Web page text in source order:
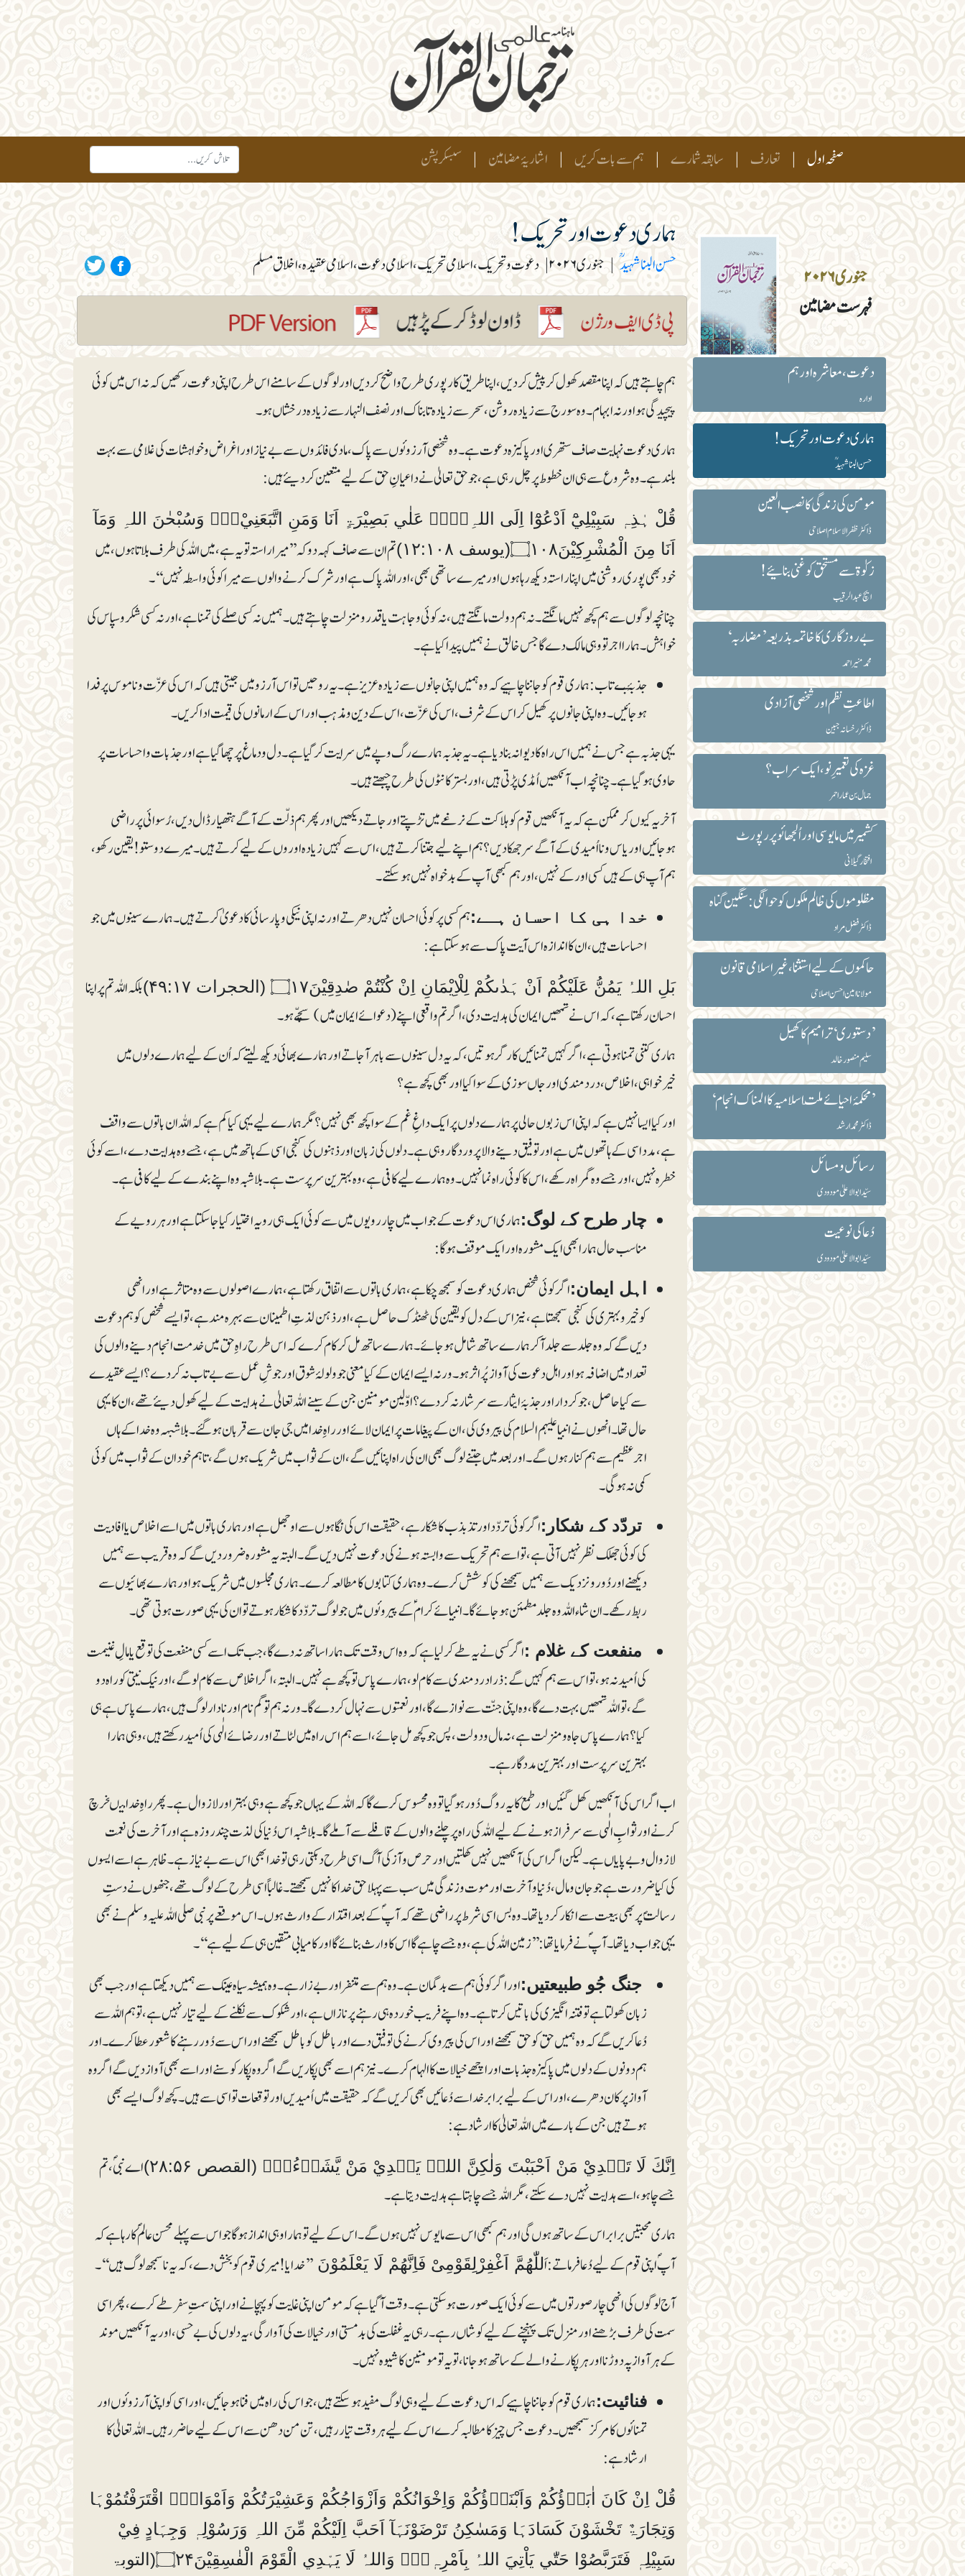
صفحہ اول | تعارف | سابقہ شمارے | ہم سے بات کریں | اشاریۂ مضامین | سبسکرپشن
جنوری ۲۰۲۶
فہرست مضامین
ہماری دعوت اور تحریک!
حسن البنا شہیدؒ | جنوری ۲۰۲۶ | دعوت و تحریک، اسلامی تحریک، اسلامی دعوت، اسلامی عقیدہ، اخلاق مسلم
دعوت، معاشرہ اور ہم
ادارہ
ہماری دعوت اور تحریک!
حسن البنا شہیدؒ
مومن کی زندگی کا نصب العین
ڈاکٹر ظفرالاسلام اصلاحی
زکوٰۃ سے مستحق کو غنی بنائیے!
ایچ عبدالرقیب
بے روزگاری کا خاتمہ بذریعہ ’مضاربہ‘
محمد منیر احمد
اطاعتِ نظم اور شخصی آزادی
ڈاکٹر رخسانہ جبین
غزہ کی تعمیرِ نو، ایک سراب؟
جمال بن عمار احمر
کشمیر میں مایوسی اور اُلجھائو پر رپورٹ
افتخار گیلانی
مظلوموں کی ظالم ملکوں کو حوالگی: سنگین گناہ
ڈاکٹر فضل مراد
حاکموں کے لیے استثنا ، غیراسلامی قانون
مولانا امین احسن اصلاحی
’دستوری‘ ترامیم کا کھیل
سلیم منصور خالد
’محکمۂ احیائے ملّت اسلامیہ کا المناک انجام‘
ڈاکٹر محمد ارشد
رسائل و مسائل
سیّد ابوالاعلیٰ مودودی
دُعا کی نوعیت
سیّد ابوالاعلیٰ مودودی
ہم چاہتے ہیں کہ اپنا مقصد کھول کر پیش کر دیں، اپنا طریق کار پوری طرح واضح کردیں اور لوگوں کے سامنے اس طرح اپنی دعوت رکھیں کہ نہ اس میں کوئی
پیچیدگی ہو اور نہ ابہام۔ وہ سورج سے زیادہ روشن، سحر سے زیادہ تابناک اور نصف النہار سے زیادہ درخشاں ہو۔
ہماری دعوت نہایت صاف ستھری اور پاکیزہ دعوت ہے۔ وہ شخصی آرزوئوں سے پاک، مادی فائدوں سے بے نیاز اور اغراض و خواہشات کی غلامی سے بہت
بلند ہے۔ وہ شروع سے ہی ان خطوط پر چل رہی ہے، جو حق تعالیٰ نے داعیانِ حق کے لیے متعین کر دیئے ہیں:
قُلْ ہٰذِہٖ سَبِيْلِيْٓ اَدْعُوْٓا اِلَى اللہِ۝۰ۣؔ عَلٰي بَصِيْرَۃٍ اَنَا وَمَنِ اتَّبَعَنِيْ۝۰ۭ وَسُبْحٰنَ اللہِ وَمَآ
اَنَا مِنَ الْمُشْرِكِيْنَ۝۱۰۸(یوسف ۱۲:۱۰۸)
تم ان سے صاف کہہ دو کہ ’’میرا راستہ تو یہ ہے، میں اللہ کی طرف بلاتا ہوں، میں
خود بھی پوری روشنی میں اپنا راستہ دیکھ رہا ہوں اور میرے ساتھی بھی، اور اللہ پاک ہے اور شرک کرنے والوں سے میرا کوئی واسطہ نہیں‘‘۔
چنانچہ لوگوں سے ہم کچھ نہیں مانگتے۔ نہ ہم دولت مانگتے ہیں، نہ کوئی وجاہت یا قدرومنزلت چاہتے ہیں۔ ہمیں نہ کسی صلے کی تمنا ہے، اور نہ کسی شکروسپاس کی
خواہش۔ ہمارا اجر تو وہی مالک دے گا جس خالق نے ہمیں پیدا کیا ہے۔
جذبۂ بـے تاب: ہماری قوم کو جاننا چاہیے کہ وہ ہمیں اپنی جانوں سے زیادہ عزیز ہے۔ یہ روحیں تو اس آرزو میں جیتی ہیں کہ اس کی عزّت و ناموس پر فدا
ہوجائیں۔ وہ اپنی جانوں پر کھیل کر اس کے شرف، اس کی عزّت، اس کے دین و مذہب اور اس کے ارمانوں کی قیمت ادا کریں۔
یہی جذبہ ہے جس نے ہمیں اس راہ کا دیوانہ بنادیا ہے۔ یہ جذبہ ہمارے رگ و پے میں سرایت کرگیا ہے۔ دل و دماغ پر چھا گیا ہے اور جذبات و احساسات پر
حاوی ہوگیا ہے۔ چنانچہ اب آنکھیں اُمڈی پڑتی ہیں، اور بستر کانٹوں کی طرح چبھتے ہیں۔
آخر یہ کیوں کر ممکن ہے کہ یہ آنکھیں قوم کو ہلاکت کے نرغے میں تڑپتے اور جاتے دیکھیں اور پھر ہم ذلّت کے آگے ہتھیار ڈال دیں، رُسوائی پر راضی
ہوجائیں اور یاس و نااُمیدی کے آگے سرجھکا دیں؟ ہم اپنے لیے جتنا کرتے ہیں، اس سے کہیں زیادہ اوروں کے لیے کرتے ہیں۔ میرے دوستو! یقین رکھو،
ہم آپ ہی کے ہیں کسی اور کے نہیں، اور ہم کبھی آپ کے بدخواہ نہیں ہوسکتے۔
خدا ہی کا احسان ہـے:ہم کسی پر کوئی احسان نہیں دھرتے اور نہ اپنی نیکی و پارسائی کا دعویٰ کرتے ہیں۔ ہمارے سینوں میں جو
احساسات ہیں، ان کا اندازہ اس آیت پاک سے ہوسکتا ہے:
بَلِ اللہُ يَمُنُّ عَلَيْكُمْ اَنْ ہَدٰىكُمْ لِلْاِيْمَانِ اِنْ كُنْتُمْ صٰدِقِيْنَ۝۱۷ (الحجرات ۴۹:۱۷)
بلکہ اللہ تم پر اپنا
احسان رکھتا ہے، کہ اس نے تمھیں ایمان کی ہدایت دی، اگر تم واقعی اپنے (دعوائے ایمان میں) سچّے ہو۔
ہماری کتنی تمنا ہوتی ہے، اگر کہیں تمنائیں کارگر ہوتیں، کہ یہ دل سینوں سے باہر آجاتے اور ہمارے بھائی دیکھ لیتے کہ اُن کے لیے ہمارے دلوں میں
خیرخواہی، اخلاص، دردمندی اور جاں سوزی کے سوا کیا اور بھی کچھ ہے؟
اور کیا ایسا نہیں ہے کہ اپنی اس زبوں حالی پر ہمارے دلوں پر ایک داغِ غم کے سوا کچھ بھی نہیں؟ مگر ہمارے لیے یہی کیا کم ہے کہ اللہ ان باتوں سے واقف
ہے، مدد اسی کے ہاتھوں میں ہے اور توفیق دینے والا پروردگار وہی ہے۔ دلوں کی زبان اور ذہنوں کی کنجی اسی کے ہاتھ میں ہے، جسے وہ ہدایت دے، اسے کوئی
خطرہ نہیں، اور جسے وہ گمراہ رکھے، اس کا کوئی راہ نما نہیں۔ وہ ہمارے لیے کافی ہے، وہ بہترین سرپرست ہے۔ بلاشبہ وہ اپنے بندے کے لیے کافی ہے۔
چار طرح کے لوگ:ہماری اس دعوت کے جواب میں چاررویوں میں سے کوئی ایک ہی رویہ اختیار کیا جاسکتا ہے اور ہر رویے کے
مناسب حال ہمارا بھی ایک مشورہ اور ایک موقف ہوگا:
اہل ایمان:اگر کوئی شخص ہماری دعوت کو سمجھ چکا ہے، ہماری باتوں سے اتفاق رکھتا ہے، ہمارے اصولوں سے وہ متاثر ہے اور انھی
کوخیروبہتری کی کنجی سمجھتا ہے،نیز اس کے دل کو یقین کی ٹھنڈک حاصل ہے، اور ذہن لذتِ اطمینان سے بہرہ مند ہے، تو ایسے شخص کو ہم دعوت
دیں گے کہ وہ جلدسے جلد آکر ہمارے ساتھ شامل ہوجائے۔ ہمارے ساتھ مل کر کام کرے کہ اس طرح راہِ حق میں خدمت انجام دینے والوں کی
تعداد میں اضافہ ہو اور اہل دعوت کی آواز پُراثر ہو۔ ورنہ ایسے ایمان کے کیا معنی جو ولولۂ شوق اور جوشِ عمل سے بے تاب نہ کردے؟ ایسے عقیدے
سے کیا حاصل، جو کردار اور جذبۂ ایثار سے سرشار نہ کردے؟ اوّلین مومنین جن کے سینےاللہ تعالیٰ نے ہدایت کے لیے کھول دیئے تھے، ان کا یہی
حال تھا۔ انھوں نے انبیا علیہم السلام کی پیروی کی، ان کے پیغامات پر ایمان لائے اور راہِ خدا میں جی جان سے قربان ہوگئے۔ بلاشبہہ وہ خدا کے ہاں
اجرعظیم سے ہم کنار ہوں گے۔ اور بعد میں جتنے لوگ بھی ان کی راہ اپنائیں گے، ان کے ثواب میں شریک ہوں گے، تاہم خود ان کے ثواب میں کوئی
کمی نہ ہوگی۔
تردّد کے شکار:اگر کوئی تردّد اور تذبذب کا شکار ہے، حقیقت اس کی نگاہوں سے اوجھل ہے اور ہماری باتوں میں اسے اخلاص یا افادیت
کی کوئی جھلک نظر نہیں آتی ہے، تو اسے ہم تحریک سے وابستہ ہونے کی دعوت نہیں دیں گے۔ البتہ یہ مشورہ ضرور دیں گے کہ وہ قریب سے ہمیں
دیکھنے اور دُورونزدیک سے ہمیں سمجھنے کی کوشش کرے۔ وہ ہماری کتابوں کا مطالعہ کرے۔ ہماری مجلسوں میں شریک ہو اور ہمارے بھائیوں سے
ربط رکھے۔ ان شاء اللہ وہ جلد مطمئن ہوجائے گا۔ انبیائے کرام ؑ کے پیروئوں میں جو لوگ تردّد کا شکار ہوتے تو ان کی یہی صورت ہوتی تھی۔
منفعت کے غلام :اگر کسی نے یہ طے کرلیا ہے کہ وہ اس وقت تک ہمارا ساتھ نہ دے گا، جب تک اسے کسی منفعت کی توقع یا مالِ غنیمت
کی اُمید نہ ہو، تو اس سے ہم کہیں گے: ذرا دردمندی سے کام لو، ہمارے پاس تو کچھ ہے نہیں۔ البتہ، اگر اخلاص سے کام لو گے، اور نیک نیتی کو راہ دو
گے، تو اللہ تمھیں بہت دے گا، وہ اپنی جنّت سے نوازے گا، اور نعمتوں سے نہال کردے گا۔ ورنہ ہم تو گم نام اور نادار لوگ ہیں، ہمارے پاس ہے ہی
کیا؟ ہمارے پاس جاہ و منزلت ہے، نہ مال ودولت، پس جو کچھ مل جائے، اسے ہم اس راہ میں لٹاتے اور رضائے الٰہی کی اُمید رکھتے ہیں، وہی ہمارا
بہترین سرپرست اور بہترین مددگار ہے۔
اب اگر اس کی آنکھیں کھل گئیں اور طمع کا یہ روگ دُور ہوگیا تو وہ محسوس کرے گا کہ اللہ کے یہاں جوکچھ ہے وہی بہتر اور لازوال ہے۔ پھر راہِ خدا میںخرچ
کرنے اور ثوابِ الٰہی سے سرفراز ہونے کے لیے اللہ کی راہ پر چلنے والوں کے قافلے سے آملے گا۔ بلاشبہ اس دُنیا کی لذت چندروزہ ہے اور آخرت کی نعمت
لازوال وبے پایاں ہے۔ لیکن اگر اس کی آنکھیں نہیں کھلتیں اور حرص و آز کی آگ اسی طرح دہکتی رہی تو خدا بھی اس سے بے نیاز ہے۔ ظاہر ہے اسے ایسوں
کی کیا ضرورت ہے جو جان و مال، دُنیا و آخرت اور موت و زندگی میں سب سے پہلا حق خدا کا نہیں سمجھتے۔ غالباً اسی طرح کے لوگ تھے، جنھوں نے دستِ
رسالتؐ پر بھی بیعت سے انکار کر دیا تھا۔ وہ بس اسی شرط پر راضی تھے کہ آپؐ کے بعد اقتدار کے وارث ہوں۔ اس موقعے پر نبی صلی اللہ علیہ وسلم نے بھی
یہی جواب دیا تھا۔ آپؐ نے فرمایا تھا:’’زمین اللہ کی ہے ، وہ جسے چاہے گا اس کا وارث بنائے گا اور کامیابی متقین ہی کے لیے ہے‘‘۔
جنگ جُو طبیعتیں:اور اگر کوئی ہم سے بدگمان ہے۔ وہ ہم سے متنفر اور بے زار ہے۔ وہ ہمیشہ سیاہ عینک سے ہمیں دیکھتا ہے اور جب بھی
زبان کھولتا ہے تو فتنہ انگیزی کی باتیں کرتا ہے۔ وہ اپنے فریب خوردہ ہی رہنے پر نازاں ہے، اور شکوک سے نکلنے کے لیے تیار نہیں ہے، تو ہم اللہ سے
دُعا کریں گے کہ وہ ہمیں حق کو حق سمجھنے اور اس کی پیروی کرنے کی توفیق دے اور باطل کو باطل سمجھنے اور اس سے دُور رہنے کا شعور عطا کرے۔ اور
ہم دونوں کے دلوں میں پاکیزہ جذبات اور اچھے خیالات کا الہام کرے۔ نیز ہم اسے بھی پکاریں گے اگر وہ پکار کو سنے اور اسے بھی آواز دیں گے اگر وہ
آواز پر کان دھرے، اور اس کے لیے برابر خدا سے دُعائیں بھی کریں گے کہ حقیقت میں اُمیدیں اور توقعات تو اسی سے ہیں۔ کچھ لوگ ایسے بھی
ہوتے ہیں جن کے بارے میں اللہ تعالیٰ کا ارشاد ہے:
اِنَّكَ لَا تَہْدِيْ مَنْ اَحْبَبْتَ وَلٰكِنَّ اللہَ يَہْدِيْ مَنْ يَّشَاۗءُ۝۰ۚ (القصص ۲۸:۵۶)
اے نبیؐ، تم
جسے چاہو، اسے ہدایت نہیں دے سکتے، مگر اللہ جسے چاہتا ہے ہدایت دیتا ہے۔
ہماری محبتیں برابر اس کے ساتھ ہوں گی اور ہم کبھی اس سے مایوس نہیں ہوں گے۔ اس کے لیے تو ہمارا وہی انداز ہوگا جو اس سے پہلے محسن عالمؐ کا رہا ہے کہ
آپؐ اپنی قوم کے لیے دُعا فرماتے: اَللّٰھُمَّ اَغْفِرْلِقَوْمِیْ فَاِنَّھُمْ لَا یَعْلَمُوْنَ’’خدایا! میری قوم کو بخش دے، کہ یہ ناسمجھ لوگ ہیں‘‘۔
آج لوگوں کی انھی چار صورتوں میں سے کوئی ایک صورت ہوسکتی ہے۔ وقت آگیا ہے کہ مومن اپنی غایت کو پہچانے اور اپنی سمت ِسفر طے کرے، پھر اسی
سمت کی طرف بڑھنے اور منزل تک پہنچنے کے لیے کوشاں رہے۔ رہی یہ غفلت کی بدمستی اور خیالات کی آوارگی، یہ دلوں کی بےحسی، اور یہ آنکھیں موند
کے ہر آواز پہ دوڑنا اور ہر پکارنے والے کے ساتھ ہوجانا، تو یہ تو مومنین کا شیوہ نہیں۔
فنائیت:ہماری قوم کو جاننا چاہیے کہ اس دعوت کے لیے وہی لوگ مفید ہوسکتے ہیں، جو اس کی راہ میں فنا ہوجائیں، اور اسی کو اپنی آرزوئوں اور
تمنائوں کا مرکز سمجھیں۔ دعوت جس چیز کا مطالبہ کرے اس کے لیے ہروقت تیار رہیں، تن من دھن سے اس کے لیے حاضر رہیں۔ اللہ تعالیٰ کا
ارشاد ہے:
قُلْ اِنْ كَانَ اٰبَاۗؤُكُمْ وَاَبْنَاۗؤُكُمْ وَاِخْوَانُكُمْ وَاَزْوَاجُكُمْ وَعَشِيْرَتُكُمْ وَاَمْوَالُۨ اقْتَرَفْتُمُوْہَا
وَتِجَارَۃٌ تَخْشَوْنَ كَسَادَہَا وَمَسٰكِنُ تَرْضَوْنَہَآ اَحَبَّ اِلَيْكُمْ مِّنَ اللہِ وَرَسُوْلِہٖ وَجِہَادٍ فِيْ
سَبِيْلِہٖ فَتَرَبَّصُوْا حَتّٰي يَاْتِيَ اللہُ بِاَمْرِہٖ۝۰ۭ وَاللہُ لَا يَہْدِي الْقَوْمَ الْفٰسِقِيْنَ۝۲۴(التوبۃ